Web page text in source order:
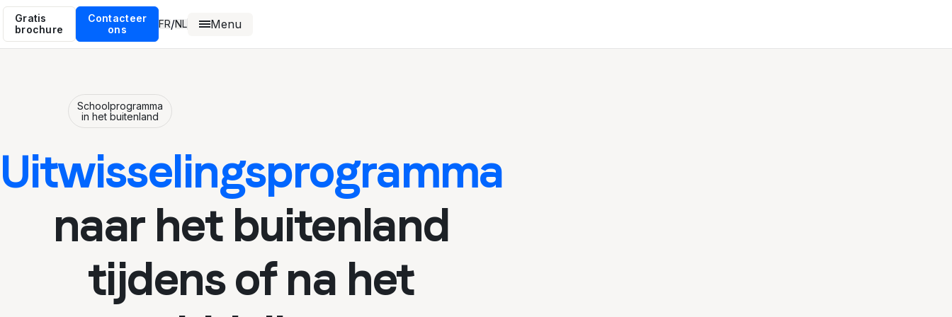
Gratis
brochure
Contacteer
ons
FR/NL Menu
Schoolprogramma
in het buitenland
Uitwisselingsprogramma
naar het buitenland
tijdens of na het